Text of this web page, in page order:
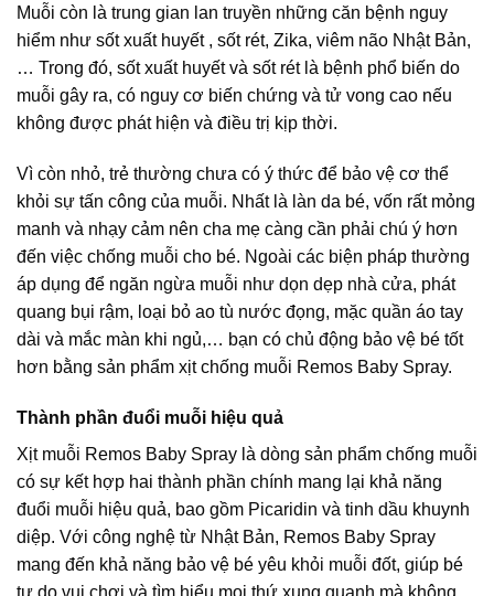
Muỗi còn là trung gian lan truyền những căn bệnh nguy
hiểm như sốt xuất huyết , sốt rét, Zika, viêm não Nhật Bản,
… Trong đó, sốt xuất huyết và sốt rét là bệnh phổ biến do
muỗi gây ra, có nguy cơ biến chứng và tử vong cao nếu
không được phát hiện và điều trị kịp thời.
Vì còn nhỏ, trẻ thường chưa có ý thức để bảo vệ cơ thể
khỏi sự tấn công của muỗi. Nhất là làn da bé, vốn rất mỏng
manh và nhạy cảm nên cha mẹ càng cần phải chú ý hơn
đến việc chống muỗi cho bé. Ngoài các biện pháp thường
áp dụng để ngăn ngừa muỗi như dọn dẹp nhà cửa, phát
quang bụi rậm, loại bỏ ao tù nước đọng, mặc quần áo tay
dài và mắc màn khi ngủ,… bạn có chủ động bảo vệ bé tốt
hơn bằng sản phẩm xịt chống muỗi Remos Baby Spray.
Thành phần đuổi muỗi hiệu quả
Xịt muỗi Remos Baby Spray là dòng sản phẩm chống muỗi
có sự kết hợp hai thành phần chính mang lại khả năng
đuổi muỗi hiệu quả, bao gồm Picaridin và tinh dầu khuynh
diệp. Với công nghệ từ Nhật Bản, Remos Baby Spray
mang đến khả năng bảo vệ bé yêu khỏi muỗi đốt, giúp bé
tự do vui chơi và tìm hiểu mọi thứ xung quanh mà không